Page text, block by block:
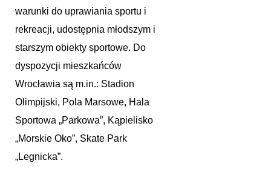
warunki do uprawiania sportu i
rekreacji, udostępnia młodszym i
starszym obiekty sportowe. Do
dyspozycji mieszkańców
Wrocławia są m.in.: Stadion
Olimpijski, Pola Marsowe, Hala
Sportowa „Parkowa”, Kąpielisko
„Morskie Oko”, Skate Park
„Legnicka”.